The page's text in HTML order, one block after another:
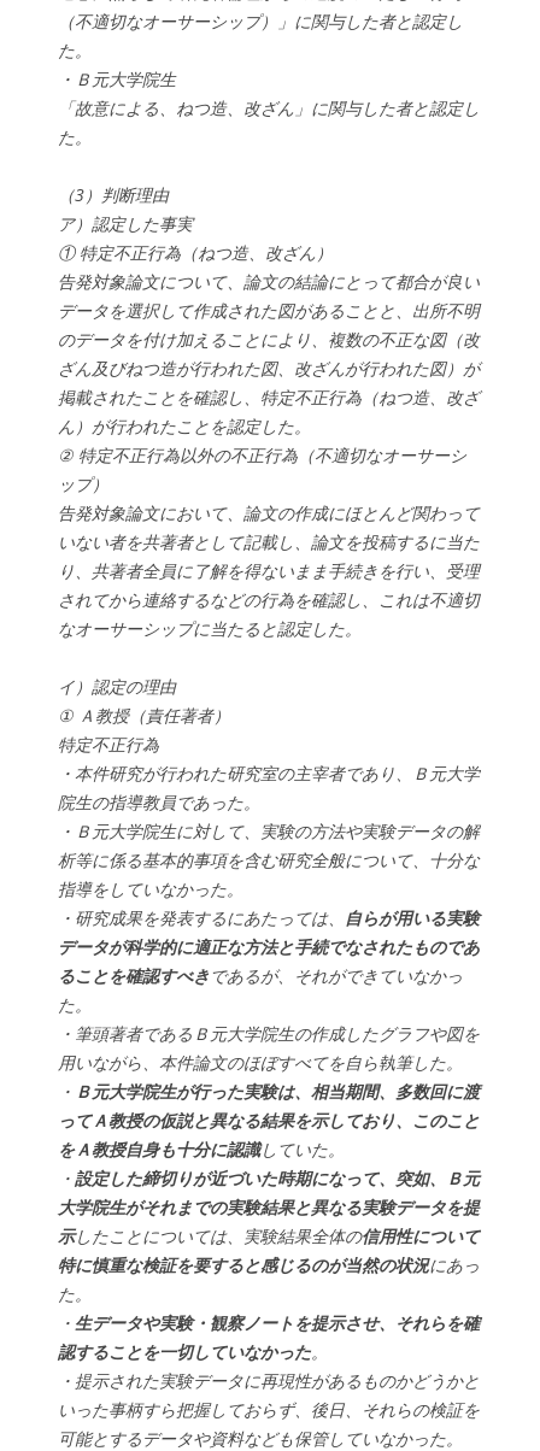
（不適切なオーサーシップ）」に関与した者と認定し
た。
・Ｂ元大学院生
「故意による、ねつ造、改ざん」に関与した者と認定し
た。
（3）判断理由
ア）認定した事実
① 特定不正行為（ねつ造、改ざん）
告発対象論文について、論文の結論にとって都合が良い
データを選択して作成された図があることと、出所不明
のデータを付け加えることにより、複数の不正な図（改
ざん及びねつ造が行われた図、改ざんが行われた図）が
掲載されたことを確認し、特定不正行為（ねつ造、改ざ
ん）が行われたことを認定した。
② 特定不正行為以外の不正行為（不適切なオーサーシ
ップ）
告発対象論文において、論文の作成にほとんど関わって
いない者を共著者として記載し、論文を投稿するに当た
り、共著者全員に了解を得ないまま手続きを行い、受理
されてから連絡するなどの行為を確認し、これは不適切
なオーサーシップに当たると認定した。
イ）認定の理由
① Ａ教授（責任著者）
特定不正行為
・本件研究が行われた研究室の主宰者であり、Ｂ元大学
院生の指導教員であった。
・Ｂ元大学院生に対して、実験の方法や実験データの解
析等に係る基本的事項を含む研究全般について、十分な
指導をしていなかった。
・研究成果を発表するにあたっては、
自らが用いる実験
データが科学的に適正な方法と手続でなされたものであ
ることを確認すべきであるが、それができていなかっ
た。
・筆頭著者であるＢ元大学院生の作成したグラフや図を
用いながら、本件論文のほぼすべてを自ら執筆した。
・ Ｂ元大学院生が行った実験は、相当期間、多数回に渡
ってＡ教授の仮説と異なる結果を示しており、このこと
をＡ教授自身も十分に認識していた。
・ 設定した締切りが近づいた時期になって、突如、Ｂ元
大学院生がそれまでの実験結果と異なる実験データを提
示したことについては、実験結果全体の信用性について
特に慎重な検証を要すると感じるのが当然の状況にあっ
た。
・ 生データや実験・観察ノートを提示させ、それらを確
認することを一切していなかった。
・提示された実験データに再現性があるものかどうかと
いった事柄すら把握しておらず、後日、それらの検証を
可能とするデータや資料なども保管していなかった。